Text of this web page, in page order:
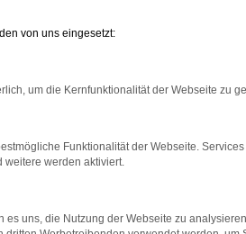
bestimmter Seiten
beheben.
von uns eingesetzt:
um die Kernfunktionalität der Webseite zu
Funktionalität der Webseite.
weitere werden aktiviert.
es uns, die Nutzung der Webseite zu